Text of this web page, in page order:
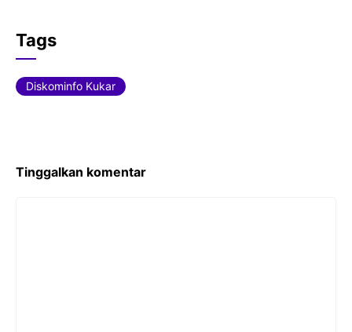
c
e
b
A
Tags
Diskominfo Kukar
Tinggalkan komentar